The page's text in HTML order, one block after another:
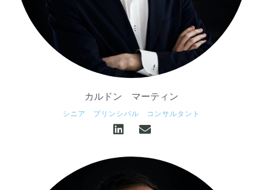
カルドン マーティン
シニア プリンシパル コンサルタント